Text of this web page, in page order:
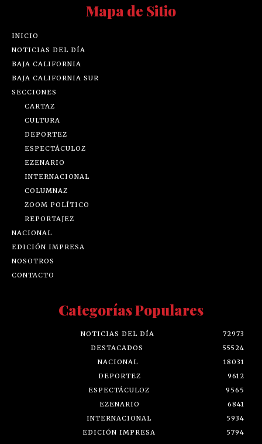
Mapa de Sitio
INICIO
NOTICIAS DEL DÍA
BAJA CALIFORNIA
BAJA CALIFORNIA SUR
SECCIONES
CARTAZ
CULTURA
DEPORTEZ
ESPECTÁCULOZ
EZENARIO
INTERNACIONAL
COLUMNAZ
ZOOM POLÍTICO
REPORTAJEZ
NACIONAL
EDICIÓN IMPRESA
NOSOTROS
CONTACTO
Categorías Populares
NOTICIAS DEL DÍA
72973
DESTACADOS
55524
NACIONAL
18031
DEPORTEZ
9612
ESPECTÁCULOZ
9565
EZENARIO
6841
INTERNACIONAL
5934
EDICIÓN IMPRESA
5794